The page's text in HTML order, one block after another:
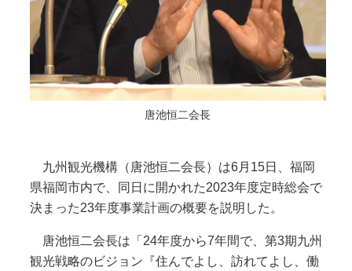
唐池恒二会長
九州観光機構（唐池恒二会長）は6月15日、福岡
県福岡市内で、同日に開かれた2023年度定時総会で
決まった23年度事業計画の概要を説明した。
唐池恒二会長は「24年度から7年間で、第3期九州
観光戦略のビジョン『住んでよし、訪れてよし、働